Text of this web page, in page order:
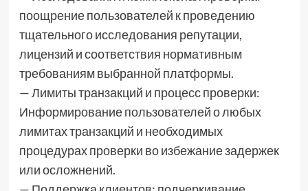
поощрение пользователей к проведению
тщательного исследования репутации,
лицензий и соответствия нормативным
требованиям выбранной платформы.
— Лимиты транзакций и процесс проверки:
Информирование пользователей о любых
лимитах транзакций и необходимых
процедурах проверки во избежание задержек
или осложнений.